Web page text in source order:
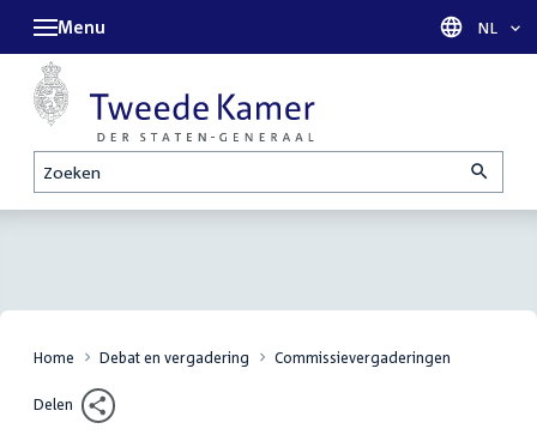
Zoeken
Menu Taal
NL
Home Debat en vergadering Commissievergaderingen
Delen